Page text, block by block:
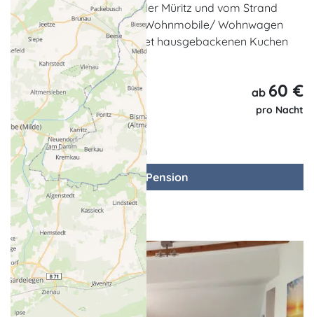
Zimmer etwa 800 m von der Müritz und vom Strand
entfernt. Zudem finden 15 Wohnmobile/ Wohnwagen
Platz. Das kleine Café bietet hausgebackenen Kuchen
an.
ab 60 €
pro Nacht
zur Pension